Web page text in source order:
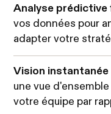
Analyse prédictive
vos données pour
adapter votre
Vision
une vue
votre équipe par